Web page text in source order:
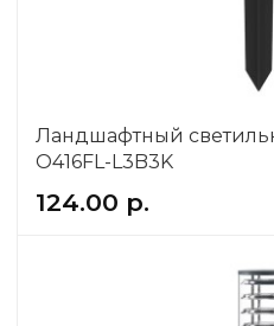
Ландшафтный
O416FL-L3B3K
124.00 р.